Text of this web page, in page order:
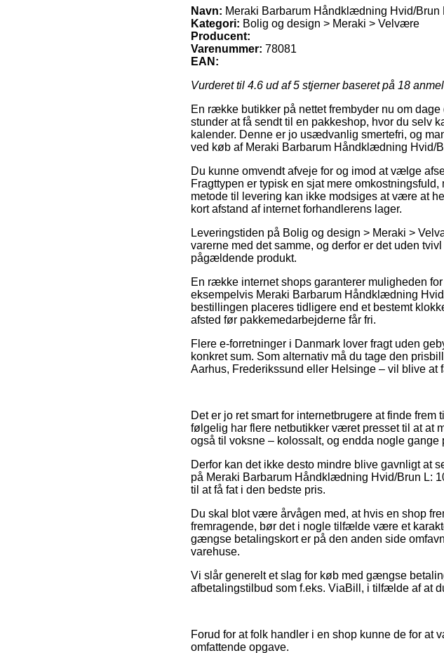
Navn: Meraki Barbarum Håndklædning Hvid/Brun
Kategori: Bolig og design > Meraki > Velvære
Producent:
Varenummer: 78081
EAN:
Vurderet til 4.6 ud af 5 stjerner baseret på 18
En række butikker på nettet frembyder nu om
stunder at få sendt til en pakkeshop, hvor du selv
kalender. Denne er jo usædvanlig smertefri, og
ved køb af Meraki Barbarum Håndklædning Hvid/
Du kunne omvendt afveje for og imod at vælge
Fragttypen er typisk en sjat mere
metode til levering kan ikke modsiges at være at
kort afstand af internet forhandlerens lager.
Leveringstiden på Bolig og design > Meraki >
varerne med det samme, og derfor er det uden
pågældende produkt.
En række internet shops garanterer muligheden
eksempelvis Meraki Barbarum Håndklædning
bestillingen placeres tidligere end et bestemt
afsted før pakkemedarbejderne får fri.
Flere e-forretninger i Danmark lover fragt uden
konkret sum. Som alternativ må du tage den
Aarhus, Frederikssund eller Helsinge – vil blive at
Det er jo ret smart for internetbrugere at finde
følgelig har flere netbutikker været presset til at at
også til voksne – kolossalt, og endda nogle gange
Derfor kan det ikke desto mindre blive gavnligt at
på Meraki Barbarum Håndklædning Hvid/Brun L:
til at få fat i den bedste pris.
Du skal blot være årvågen med, at hvis en shop
fremragende, bør det i nogle tilfælde være et
gængse betalingskort er på den anden side
varehuse.
Vi slår generelt et slag for køb med gængse
afbetalingstilbud som f.eks. ViaBill, i tilfælde af at
Forud for at folk handler i en shop kunne de for at
omfattende opgave.